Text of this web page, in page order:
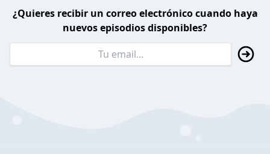
¿Quieres recibir un correo electrónico cuando haya
nuevos episodios disponibles?